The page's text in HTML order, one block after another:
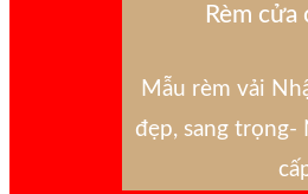
Rèm cửa
Mẫu rèm vải
đẹp, sang trọng-